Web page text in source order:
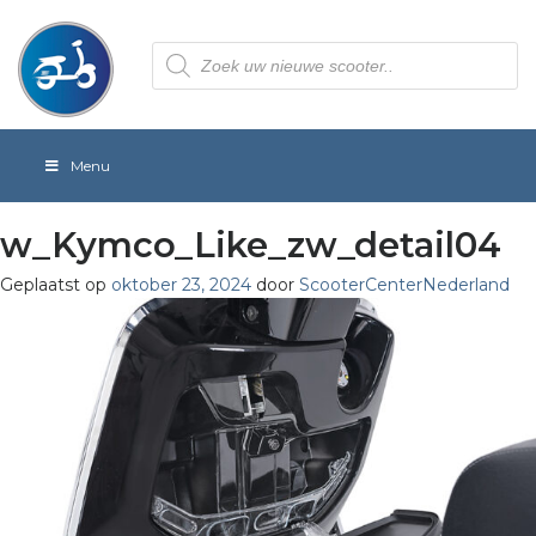
Producten
zoeken
Menu
w_Kymco_Like_zw_detail04
Geplaatst op oktober 23, 2024 door ScooterCenterNederland